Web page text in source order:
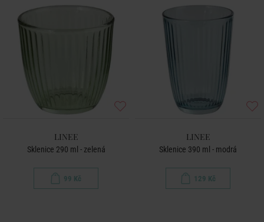
LINEE
Sklenice 290 ml - zelená
99 Kč
LINEE
Sklenice 390 ml - modrá
129 Kč